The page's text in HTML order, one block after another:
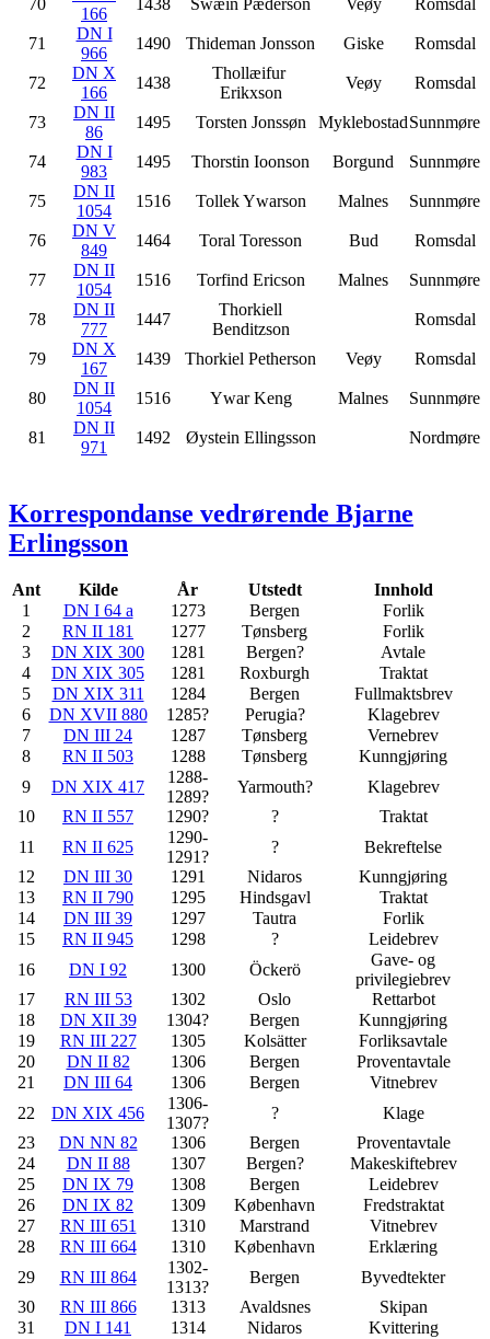
70
166
1438 Swæin Pæderson Veøy Romsdal
71
DN I
966
1490 Thideman Jonsson Giske Romsdal
72
DN X
166
1438
Thollæifur
Erikxson
Veøy Romsdal
73
DN II
86
1495 Torsten Jonssøn MyklebostadSunnmøre
74
DN I
983
1495 Thorstin Ioonson Borgund Sunnmøre
75
DN II
1054
1516 Tollek Ywarson Malnes Sunnmøre
76
DN V
849
1464 Toral Toresson Bud Romsdal
77
DN II
1054
1516 Torfind Ericson Malnes Sunnmøre
78
DN II
777
1447
Thorkiell
Benditzson
Romsdal
79
DN X
167
1439 Thorkiel Petherson Veøy Romsdal
80
DN II
1054
1516 Ywar Keng Malnes Sunnmøre
81
DN II
971
1492 Øystein Ellingsson Nordmøre
Korrespondanse vedrørende Bjarne
Erlingsson
Ant Kilde År Utstedt
Innhold
1
DN I 64 a 1273 Bergen
Forlik
2
RN II 181 1277 Tønsberg
Forlik
3
DN XIX 300 1281 Bergen?
Avtale
4
DN XIX 305 1281 Roxburgh
Traktat
5
DN XIX 311 1284 Bergen
Fullmaktsbrev
6
DN XVII 880 1285? Perugia?
Klagebrev
7
DN III 24 1287 Tønsberg
Vernebrev
8
RN II 503 1288 Tønsberg
Kunngjøring
9
DN XIX 417
1288-
1289?
Yarmouth?
Klagebrev
10
RN II 557 1290? ?
Traktat
11
RN II 625
1290-
1291?
?
Bekreftelse
12
DN III 30 1291 Nidaros
Kunngjøring
13
RN II 790 1295 Hindsgavl
Traktat
14
DN III 39 1297 Tautra
Forlik
15
RN II 945 1298 ?
Leidebrev
16
DN I 92 1300 Öckerö
Gave- og
privilegiebrev
17
RN III 53 1302 Oslo
Rettarbot
18
DN XII 39 1304? Bergen
Kunngjøring
19
RN III 227 1305 Kolsätter
Forliksavtale
20
DN II 82 1306 Bergen
Proventavtale
21
DN III 64 1306 Bergen
Vitnebrev
22
DN XIX 456
1306-
1307?
?
Klage
23
DN NN 82 1306 Bergen
Proventavtale
24
DN II 88 1307 Bergen?
Makeskiftebrev
25
DN IX 79 1308 Bergen
Leidebrev
26
DN IX 82 1309 København
Fredstraktat
27
RN III 651 1310 Marstrand
Vitnebrev
28
RN III 664 1310 København
Erklæring
29
RN III 864
1302-
1313?
Bergen
Byvedtekter
30
RN III 866 1313 Avaldsnes
Skipan
31
DN I 141 1314 Nidaros Kvittering